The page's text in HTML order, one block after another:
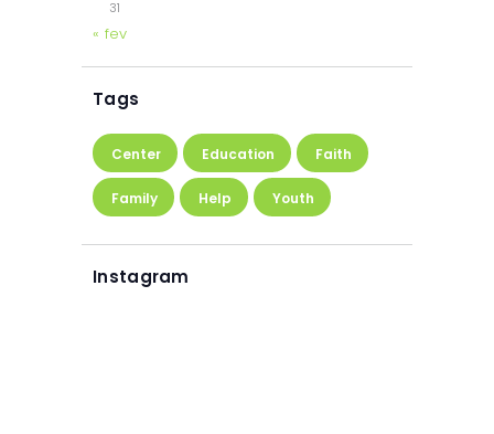
31
« fev
Tags
Center Education Faith
Family Help Youth
Instagram